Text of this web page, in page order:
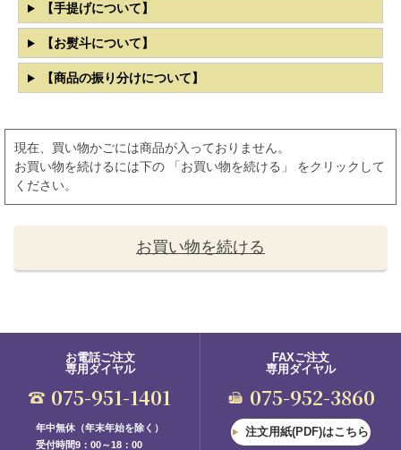
【手提げについて】
【お熨斗について】
【商品の振り分けについて】
現在、買い物かごには商品が入っておりません。
お買い物を続けるには下の 「お買い物を続ける」 をクリックして
ください。
お買い物を続ける
お電話ご注文
専用ダイヤル
075-951-1401
年中無休（年末年始を除く）
受付時間9：00～18：00
FAXご注文
専用ダイヤル
075-952-3860
注文用紙(PDF)はこちら